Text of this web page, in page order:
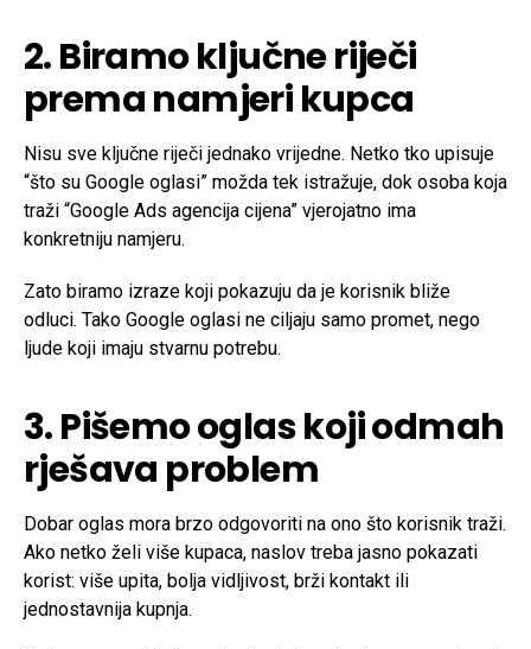
2. Biramo ključne riječi
prema namjeri kupca
Nisu sve ključne riječi jednako vrijedne. Netko tko upisuje
“što su Google oglasi” možda tek istražuje, dok osoba koja
traži “Google Ads agencija cijena” vjerojatno ima
konkretniju namjeru.
Zato biramo izraze koji pokazuju da je korisnik bliže
odluci. Tako Google oglasi ne ciljaju samo promet, nego
ljude koji imaju stvarnu potrebu.
3. Pišemo oglas koji odmah
rješava problem
Dobar oglas mora brzo odgovoriti na ono što korisnik traži.
Ako netko želi više kupaca, naslov treba jasno pokazati
korist: više upita, bolja vidljivost, brži kontakt ili
jednostavnija kupnja.